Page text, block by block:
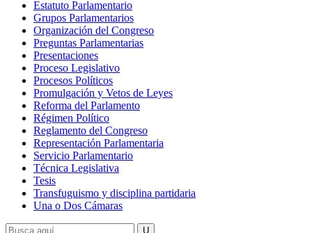
Estatuto Parlamentario
Grupos Parlamentarios
Organización del Congreso
Preguntas Parlamentarias
Presentaciones
Proceso Legislativo
Procesos Políticos
Promulgación y Vetos de Leyes
Reforma del Parlamento
Régimen Político
Reglamento del Congreso
Representación Parlamentaria
Servicio Parlamentario
Técnica Legislativa
Tesis
Transfuguismo y disciplina partidaria
Una o Dos Cámaras